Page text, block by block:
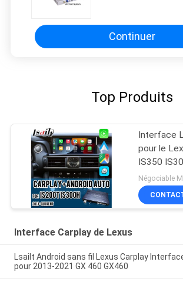
Continuer
Top Produits
Interface
pour le
IS350
2013-
Négociable
Interface Carplay de Lexus
Lsailt Android sans fil Lexus Carplay
pour 2013-2021 GX 460 GX460